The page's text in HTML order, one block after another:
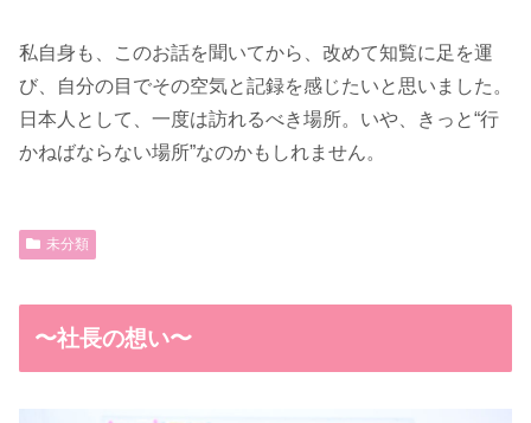
私自身も、このお話を聞いてから、改めて知覧に足を運
び、自分の目でその空気と記録を感じたいと思いました。
日本人として、一度は訪れるべき場所。いや、きっと“行
かねばならない場所”なのかもしれません。
未分類
〜社長の想い〜